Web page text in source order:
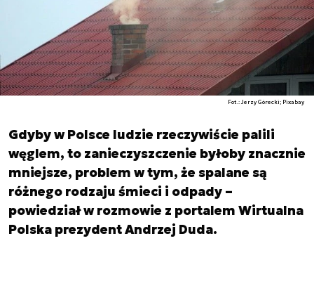
Fot.: Jerzy Górecki; Pixabay
Gdyby w Polsce ludzie rzeczywiście palili
węglem, to zanieczyszczenie byłoby znacznie
mniejsze, problem w tym, że spalane są
różnego rodzaju śmieci i odpady –
powiedział w rozmowie z portalem Wirtualna
Polska prezydent Andrzej Duda.